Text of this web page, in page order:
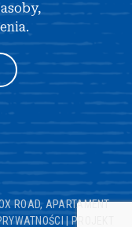
ROAD, APARTAMENT
|PROJEKT